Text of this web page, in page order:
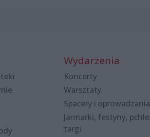
Wydarzenia
Koncerty
Warsztaty
Spacery i oprowadzania
Jarmarki, festyny, pchle
targi